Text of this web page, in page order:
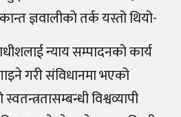
ज्ञवालीको तर्क यस्तो थियो-
न्याय सम्पादनको कार्य
गरी संविधानमा भएको
विश्वव्यापी